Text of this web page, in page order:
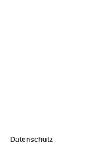
Datenschutz